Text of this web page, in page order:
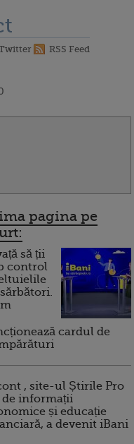
RSS Feed
pagina pe
să ții
control
cardul de
, site-ul Știrile Pro
de informații
și educație
a devenit iBani